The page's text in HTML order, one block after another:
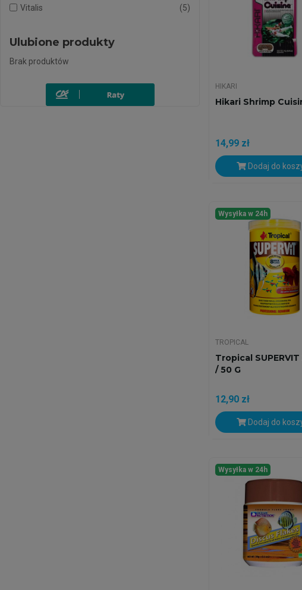
Vitalis
5
Ulubione produkty
Brak produktów
HIKARI
Hikari Shrimp
14,99 zł
Dodaj do
Wysyłka w 24h
TROPICAL
Tropical
/ 50 G
12,90 zł
Dodaj do
Wysyłka w 24h